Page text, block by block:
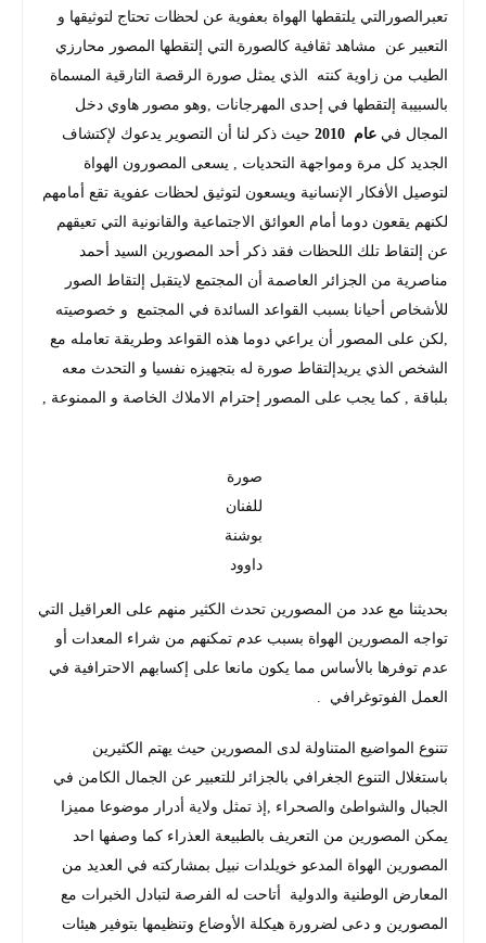
تعبرالصورالتي يلتقطها الهواة بعفوية عن لحظات تحتاج لتوثيقها و
التعبير عن مشاهد ثقافية كالصورة التي إلتقطها المصور محارزي
الطيب من زاوية كنته الذي يمثل صورة الرقصة التارقية المسماة
بالسبيبة إلتقطها في إحدى المهرجانات ,وهو مصور هاوي دخل
المجال في عام 2010
حيث ذكر لنا أن التصوير يدعوك لإكتشاف
الجديد كل مرة ومواجهة التحديات , يسعى المصورون الهواة
لتوصيل الأفكار الإنسانية ويسعون لتوثيق لحظات عفوية تقع أمامهم
لكنهم يقعون دوما أمام العوائق الاجتماعية والقانونية التي تعيقهم
عن إلتقاط تلك اللحظات فقد ذكر أحد المصورين السيد أحمد
مناصرية من الجزائر العاصمة أن المجتمع لايتقبل إلتقاط الصور
للأشخاص أحيانا بسبب القواعد السائدة في المجتمع و خصوصيته
,لكن على المصور أن يراعي دوما هذه القواعد وطريقة تعامله مع
الشخص الذي يريدإلتقاط صورة له بتجهيزه نفسيا و التحدث معه
بلباقة , كما يجب على المصور إحترام الاملاك الخاصة و الممنوعة ,
صورة
للفنان
بوشنة
داوود
بحديثنا مع عدد من المصورين تحدث الكثير منهم على العراقيل التي
تواجه المصورين الهواة بسبب عدم تمكنهم من شراء المعدات أو
عدم توفرها بالأساس مما يكون مانعا على إكسابهم الاحترافية في
العمل الفوتوغرافي .
تتنوع المواضيع المتناولة لدى المصورين حيث يهتم الكثيرين
باستغلال التنوع الجغرافي بالجزائر للتعبير عن الجمال الكامن في
الجبال والشواطئ والصحراء ,إذ تمثل ولاية أدرار موضوعا مميزا
يمكن المصورين من التعريف بالطبيعة العذراء كما وصفها احد
المصورين الهواة المدعو خويلدات نبيل بمشاركته في العديد من
المعارض الوطنية والدولية أتاحت له الفرصة لتبادل الخبرات مع
المصورين و دعى لضرورة هيكلة الأوضاع وتنظيمها بتوفير هيئات